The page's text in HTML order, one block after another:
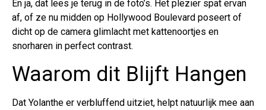
En ja, dat lees je terug in de foto’s. Het plezier spat ervan
af, of ze nu midden op Hollywood Boulevard poseert of
dicht op de camera glimlacht met kattenoortjes en
snorharen in perfect contrast.
Waarom dit Blijft Hangen
Dat Yolanthe er verbluffend uitziet, helpt natuurlijk mee aan